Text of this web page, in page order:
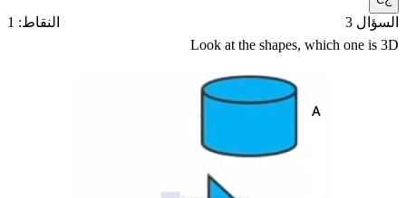
السؤال 3
النقاط: 1
Look at the shapes, which one is 3D